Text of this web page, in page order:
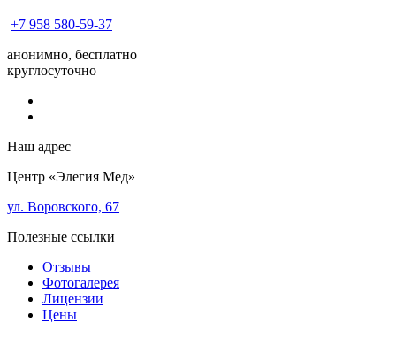
+7 958 580-59-37
анонимно, бесплатно
круглосуточно
Наш адрес
Центр «Элегия Мед»
ул. Воровского, 67
Полезные ссылки
Отзывы
Фотогалерея
Лицензии
Цены